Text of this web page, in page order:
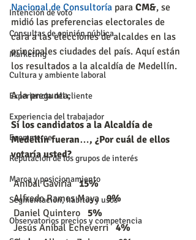
Intención de voto
Consultas de opinión pública
Marketing
Cultura y ambiente laboral
Experiencia del cliente
Experiencia del trabajador
Ecommerce
Reputación de los grupos de interés
Marca y posicionamiento
Segmentación, hábitos y usos
Observatorios precios y competencia
Nacional de Consultoría para CM&, se
midió las preferencias electorales de
cara a las elecciones de alcaldes en las
principales ciudades del país. Aquí están
los resultados a la alcaldía de Medellín.
A la pregunta,
Si los candidatos a la Alcaldía de
Medellín fueran…, ¿Por cuál de ellos
votaría usted?
Aníbal Gaviria 15%
Alfredo Ramos Maya 9%
Daniel Quintero 5%
Jesús Aníbal Echeverri 4%